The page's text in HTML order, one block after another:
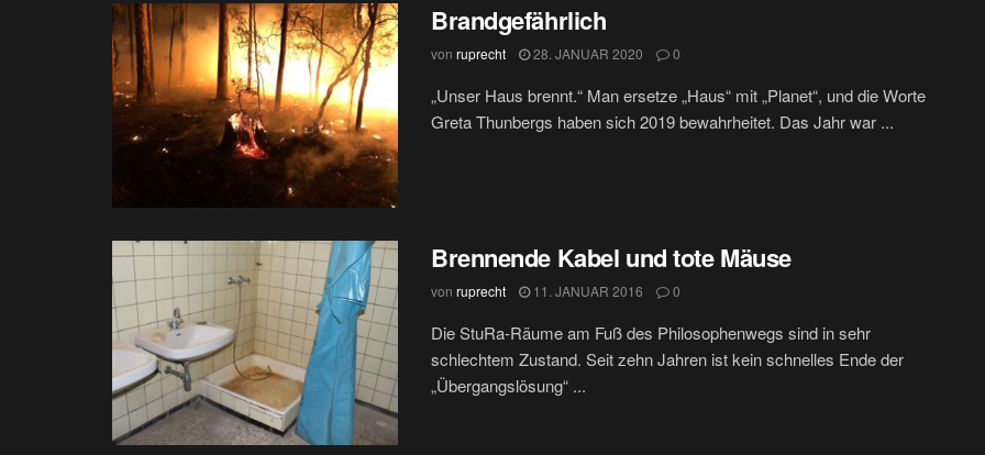
Brandgefährlich
von ruprecht 28. JANUAR 2020 0
„Unser Haus brennt.“ Man ersetze „Haus“ mit „Planet“, und die Worte
Greta Thunbergs haben sich 2019 bewahrheitet. Das Jahr war ...
Brennende Kabel und tote Mäuse
von ruprecht 11. JANUAR 2016 0
Die StuRa-Räume am Fuß des Philosophenwegs sind in sehr
schlechtem Zustand. Seit zehn Jahren ist kein schnelles Ende der
„Übergangslösung“ ...